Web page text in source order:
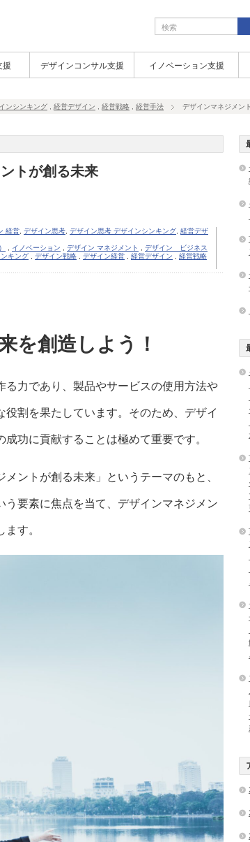
援 デザインコンサル支援 イノベーション支援
ンシンキング 経営デザイン 経営戦略 経営手法 デザインマネジメン
トが創る未来
経営 デザイン思考 デザイン思考 デザインシンキング 経営デザ
イノベーション デザイン マネジメント
デザイン ビジネス
キング デザイン戦略 デザイン経営 経営デザイン
経営戦略
を創造しよう！
力であり、製品やサービスの使用方法や
割を果たしています。そのため、デザイ
功に貢献することは極めて重要です。
ントが創る未来」というテーマのもと、
要素に焦点を当て、デザインマネジメン
す。